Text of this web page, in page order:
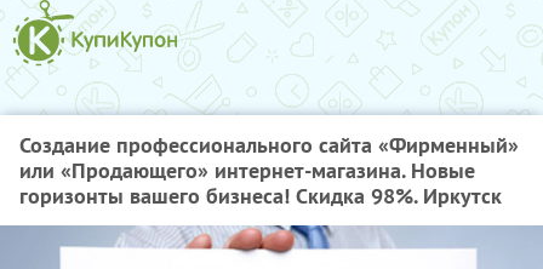
Создание профессионального сайта «Фирменный»
или «Продающего» интернет-магазина. Новые
горизонты вашего бизнеса! Скидка 98%. Иркутск